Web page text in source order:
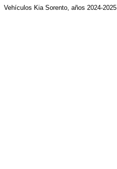
Vehículos Kia Sorento, años 2024-2025